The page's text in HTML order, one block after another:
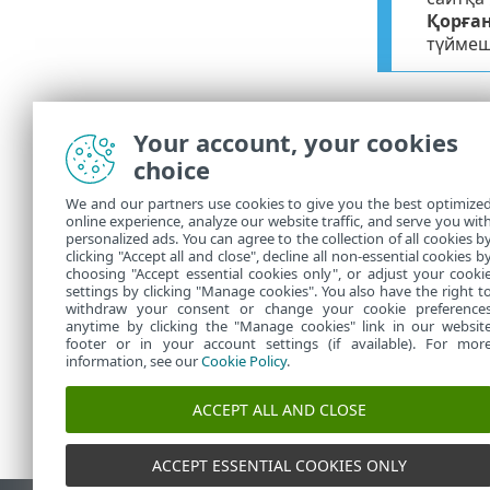
Қателесіп
Сондай-ақ,
ақпарат
Your account, your cookies
choice
We and our partners use cookies to give you the best optimized
online experience, analyze our website traffic, and serve you with
personalized ads. You can agree to the collection of all cookies
clicking "Accept all and close", decline all non-essential cookies
choosing "Accept essential cookies only", or adjust your
settings by clicking "Manage cookies". You also have the right to
withdraw your consent or change your cookie
anytime by clicking the "Manage cookies" link in our
footer or in your account settings (if available). For
information, see ourCookie Policy.
ACCEPT ALL AND CLOSE
ACCEPT ESSENTIAL COOKIES ONLY